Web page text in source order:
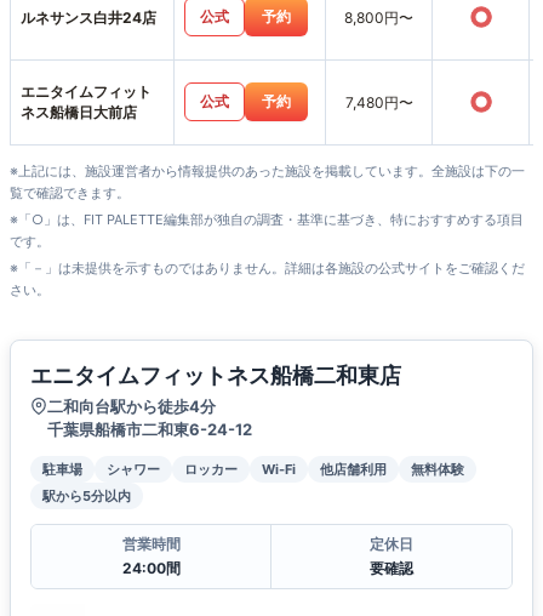
ルネサンス白井24店 公式 予約 8,800円〜 ○
エニタイムフィット
ネス船橋日大前店
公式 予約 7,480円〜 ○
※上記には、施設運営者から情報提供のあった施設を掲載しています。全施設は下の一
覧で確認できます。
※「○」は、FIT PALETTE編集部が独自の調査・基準に基づき、特におすすめする項目
です。
※「－」は未提供を示すものではありません。詳細は各施設の公式サイトをご確認くだ
さい。
エニタイムフィットネス船橋二和東店
二和向台駅から徒歩4分
千葉県船橋市二和東6-24-12
駐車場 シャワー ロッカー Wi-Fi 他店舗利用
無料体験
駅から5分以内
営業時間
24:00間
定休日
要確認